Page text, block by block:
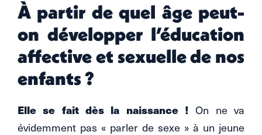
À partir de quel âge peut-
on développer l’éducation
affective et sexuelle de nos
enfants ?
Elle se fait dès la naissance ! On ne va
évidemment pas « parler de sexe » à un jeune